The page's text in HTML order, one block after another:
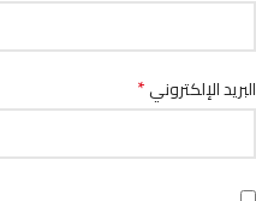
البريد الإلكتروني*